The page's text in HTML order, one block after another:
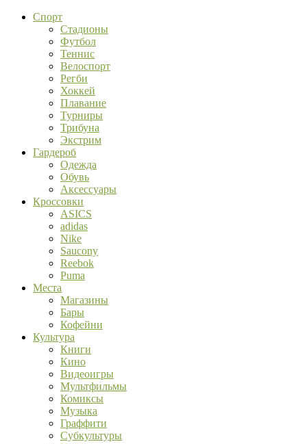
Спорт
Стадионы
Футбол
Теннис
Велоспорт
Регби
Хоккей
Плавание
Турниры
Трибуна
Экстрим
Гардероб
Одежда
Обувь
Аксессуары
Кроссовки
ASICS
adidas
Nike
Saucony
Reebok
Puma
Места
Магазины
Бары
Кофейни
Культура
Книги
Кино
Видеоигры
Мультфильмы
Комиксы
Музыка
Граффити
Субкультуры